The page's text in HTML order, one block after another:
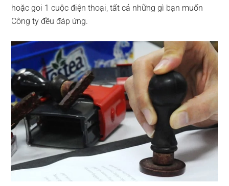
hoặc goi 1 cuộc điện thoại, tất cả những gì bạn muốn
Công ty đều đáp ứng.